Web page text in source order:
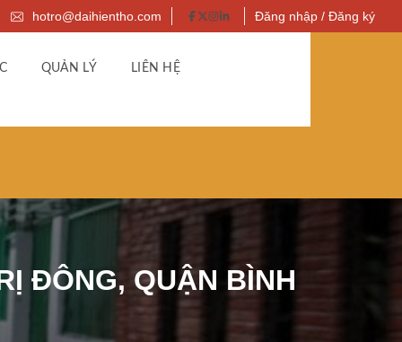
hotro@daihientho.com Đăng nhập / Đăng ký
QUẢN LÝ LIÊN HỆ
ĐÔNG, QUẬN BÌNH